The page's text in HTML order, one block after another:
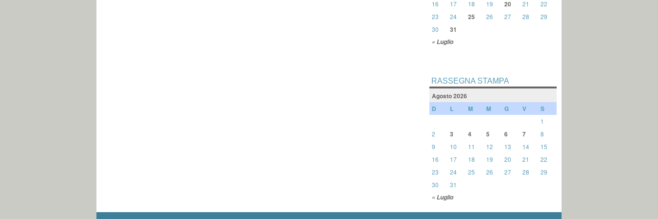
« Luglio
16
17 18 19 20 21
22
23
24 25 26 27 28
29
30
31
RASSEGNA STAMPA
Agosto 2026
D
L M M G V S
« Luglio
1
2
3 4 5 6 7
8
9
10 11 12 13 14
15
16
17 18 19 20 21
22
23
24 25 26 27 28
29
30
31